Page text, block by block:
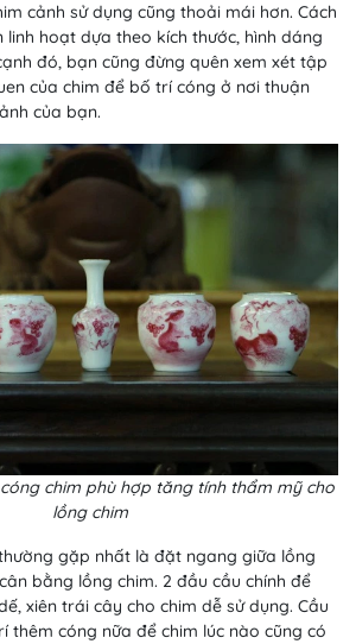
cảnh sử dụng cũng thoải mái hơn. Cách
linh hoạt dựa theo kích thước, hình dáng
đó, bạn cũng đừng quên xem xét tập
của chim để bố trí cóng ở nơi thuận
của bạn.
chim phù hợp tăng tính thẩm mỹ cho
lồng chim
gặp nhất là đặt ngang giữa lồng
bằng lồng chim. 2 đầu cầu chính để
xiên trái cây cho chim dễ sử dụng. Cầu
thêm cóng nữa để chim lúc nào cũng có